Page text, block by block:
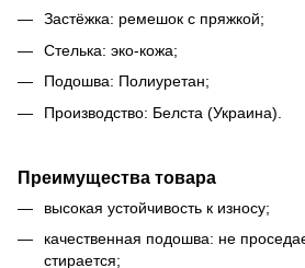
Застёжка: ремешок с пряжкой;
Стелька: эко-кожа;
Подошва: Полиуретан;
Производство: Белста (Украина).
Преимущества товара
высокая устойчивость к износу;
качественная подошва: не
стирается;